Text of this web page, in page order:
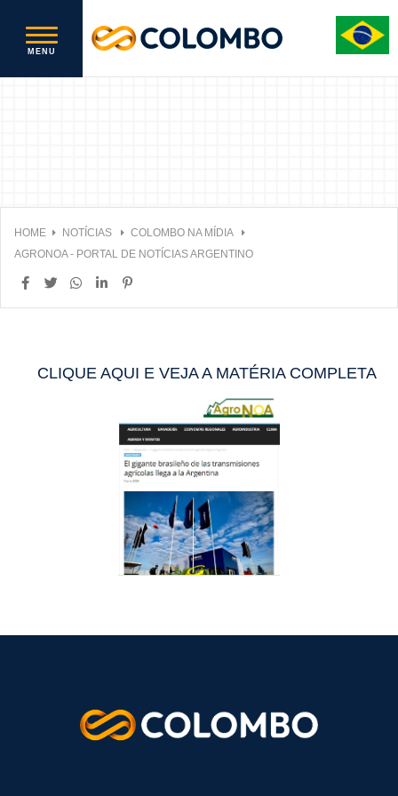
HOME NOTÍCIAS
COLOMBO NA MÍDIA
AGRONOA - PORTAL DE NOTÍCIAS ARGENTINO
CLIQUE AQUI E VEJA A MATÉRIA COMPLETA